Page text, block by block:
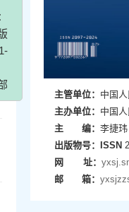
主管单位： 中国
主办单位： 中国
主 编：李捷玮
出版物号：
ISSN
网 址：
邮 箱：